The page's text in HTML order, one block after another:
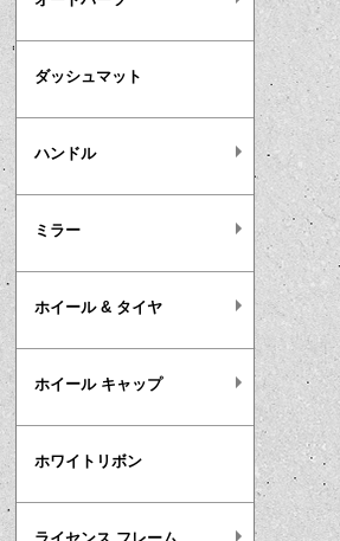
ダッシュマット
ハンドル
ミラー
ホイール & タイヤ
ホイール キャップ
ホワイトリボン